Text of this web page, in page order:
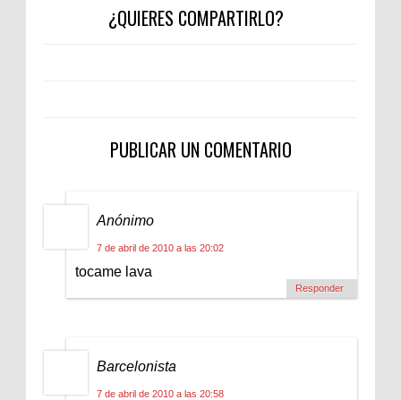
¿QUIERES COMPARTIRLO?
PUBLICAR UN COMENTARIO
Anónimo
7 de abril de 2010 a las 20:02
tocame lava
Responder
Barcelonista
7 de abril de 2010 a las 20:58